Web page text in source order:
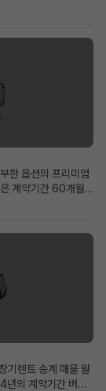
유지 초기 선납금으
한 옵션의 프리미엄
계약기간 60개월
금 및 최상급 옵션
기렌트 승계 매물 월
의 계약기간 버튼